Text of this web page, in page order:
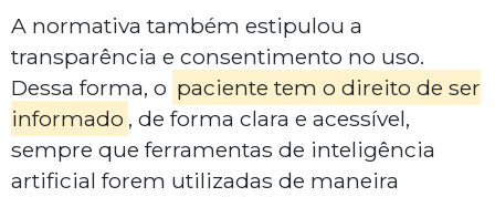
A normativa também estipulou a
transparência e consentimento no uso.
Dessa forma, o paciente tem o direito de ser
informado , de forma clara e acessível,
sempre que ferramentas de inteligência
artificial forem utilizadas de maneira